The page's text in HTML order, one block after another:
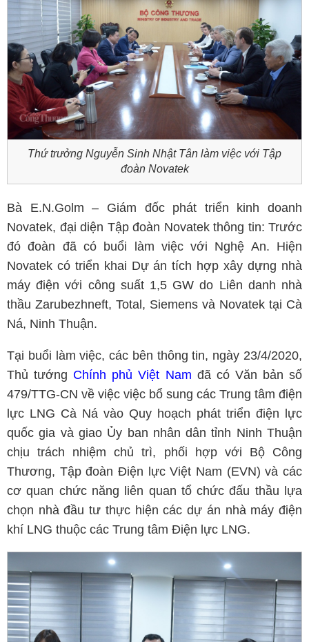
Thứ trưởng Nguyễn Sinh Nhật Tân làm việc với Tập
đoàn Novatek
Bà E.N.Golm – Giám đốc phát triển kinh doanh
Novatek, đại diện Tập đoàn Novatek thông tin: Trước
đó đoàn đã có buổi làm việc với Nghệ An. Hiện
Novatek có triển khai Dự án tích hợp xây dựng nhà
máy điện với công suất 1,5 GW do Liên danh nhà
thầu Zarubezhneft, Total, Siemens và Novatek tại Cà
Ná, Ninh Thuận.
Tại buổi làm việc, các bên thông tin, ngày 23/4/2020,
Thủ tướng Chính phủ Việt Nam đã có Văn bản số
479/TTG-CN về việc việc bổ sung các Trung tâm điện
lực LNG Cà Ná vào Quy hoạch phát triển điện lực
quốc gia và giao Ủy ban nhân dân tỉnh Ninh Thuận
chịu trách nhiệm chủ trì, phối hợp với Bộ Công
Thương, Tập đoàn Điện lực Việt Nam (EVN) và các
cơ quan chức năng liên quan tổ chức đấu thầu lựa
chọn nhà đầu tư thực hiện các dự án nhà máy điện
khí LNG thuộc các Trung tâm Điện lực LNG.